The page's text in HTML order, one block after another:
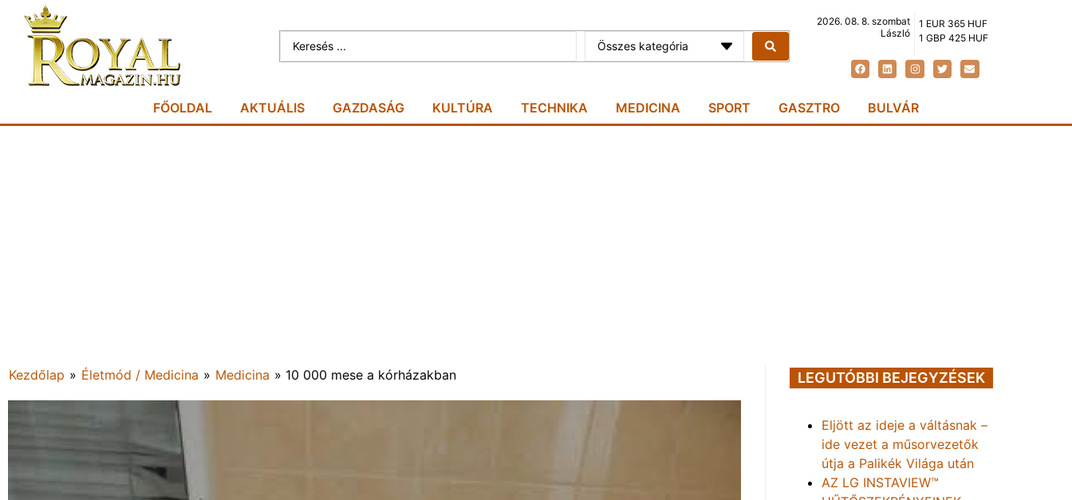
Összes kategória
2026. 08. 8. szombat
László
1 EUR 365 HUF
1 GBP 425 HUF
FŐOLDAL AKTUÁLIS GAZDASÁG KULTÚRA TECHNIKA MEDICINA SPORT GASZTRO BULVÁR
Kezdőlap » Életmód / Medicina » Medicina » 10 000 mese a kórházakban LEGUTÓBBI BEJEGYZÉSEK
Eljött az ideje a váltásnak –
ide vezet a műsorvezetők
útja a Palikék Világa után
AZ LG INSTAVIEW™